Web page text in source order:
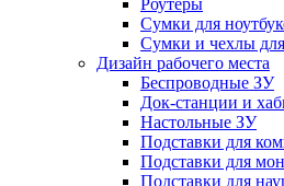
Роутеры
Сумки для
Сумки и чехлы
Дизайн рабочего места
Беспроводные ЗУ
Док-станции и
Настольные ЗУ
Подставки для
Подставки для
Подставки для